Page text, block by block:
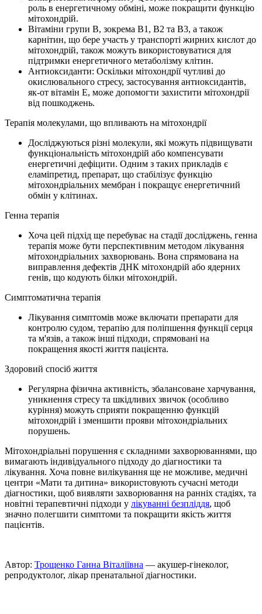
роль в енергетичному обміні, може покращити функцію
мітохондрій.
Вітаміни групи В, зокрема В1, В2 та В3, а також
карнітин, що бере участь у транспорті жирних кислот до
мітохондрій, також можуть використовуватися для
підтримки енергетичного метаболізму клітин.
Антиоксиданти: Оскільки мітохондрії чутливі до
окислювального стресу, застосування антиоксидантів,
як-от вітамін Е, може допомогти захистити мітохондрії
від пошкоджень.
Терапія молекулами, що впливають на мітохондрії
Досліджуються різні молекули, які можуть підвищувати
функціональність мітохондрій або компенсувати
енергетичні дефіцити. Одним з таких прикладів є
еламіпретид, препарат, що стабілізує функцію
мітохондріальних мембран і покращує енергетичний
обмін у клітинах.
Генна терапія
Хоча цей підхід ще перебуває на стадії досліджень, генна
терапія може бути перспективним методом лікування
мітохондріальних захворювань. Вона спрямована на
виправлення дефектів ДНК мітохондрій або ядерних
генів, що кодують білки мітохондрій.
Симптоматична терапія
Лікування симптомів може включати препарати для
контролю судом, терапію для поліпшення функції серця
та м'язів, а також інші підходи, спрямовані на
покращення якості життя пацієнта.
Здоровий спосіб життя
Регулярна фізична активність, збалансоване харчування,
уникнення стресу та шкідливих звичок (особливо
куріння) можуть сприяти покращенню функцій
мітохондрій і зменшити прояви мітохондріальних
порушень.
Мітохондріальні порушення є складними захворюваннями, що
вимагають індивідуального підходу до діагностики та
лікування. Хоча повне вилікування ще не можливе, медичні
центри «Мати та дитина» використовують сучасні методи
діагностики, щоб виявляти захворювання на ранніх стадіях, та
новітні терапевтичні підходи у лікуванні безпліддя, щоб
значно полегшити симптоми та покращити якість життя
пацієнтів.
Автор: Трощенко Ганна Віталіївна — акушер-гінеколог,
репродуктолог, лікар пренатальної діагностики.